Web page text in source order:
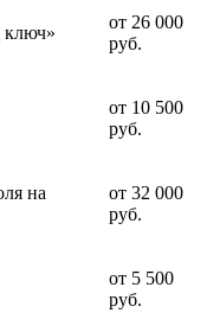
ключ»
от 26 000
руб.
от 10 500
руб.
на
от 32 000
руб.
от 5 500
руб.